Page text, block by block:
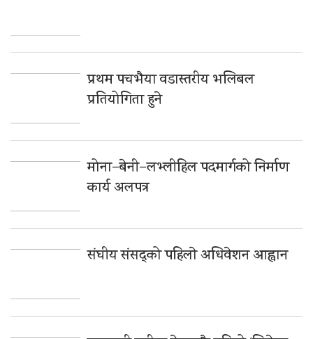
प्रथम पचभैया वडास्तरीय भलिबल
प्रतियोगिता हुने
मोना–बेनी–लभ्लीहिल पदमार्गको निर्माण
कार्य अलपत्र
संघीय संसद्को पहिलाे अधिवेशन आह्वान